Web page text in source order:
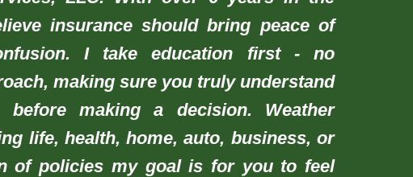
insurance should bring peace of
I take education first - no
making sure you truly understand
before making a decision. Weather
life, health, home, auto, business, or
of policies my goal is for you to feel